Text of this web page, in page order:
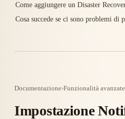
Come aggiungere un Disaster
Cosa succede se ci sono problemi di
Documentazione›Funzionalità avanzate
Impostazione